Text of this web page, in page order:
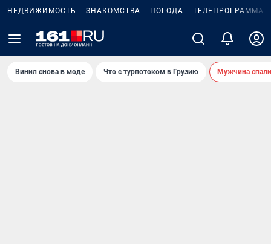
НЕДВИЖИМОСТЬ ЗНАКОМСТВА ПОГОДА ТЕЛЕПРОГРАММА
Винил снова в моде Что с турпотоком в Грузию Мужчина